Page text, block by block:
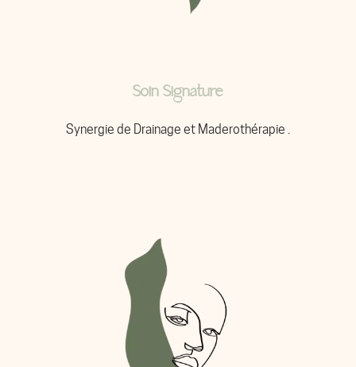
Soin Signature
Synergie de Drainage et Maderothérapie .